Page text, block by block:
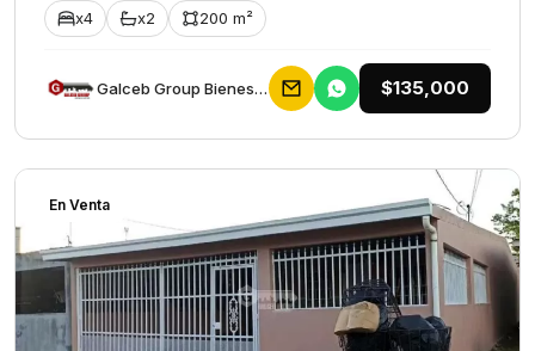
x4 x2 200 m²
Galceb Group Bienes Raices $135,000
En Venta